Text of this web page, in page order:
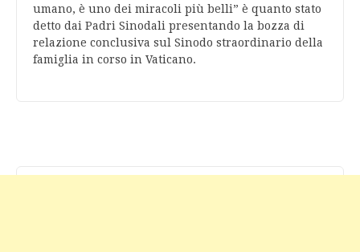
umano, è uno dei miracoli più belli” è quanto stato
detto dai Padri Sinodali presentando la bozza di
relazione conclusiva sul Sinodo straordinario della
famiglia in corso in Vaticano.